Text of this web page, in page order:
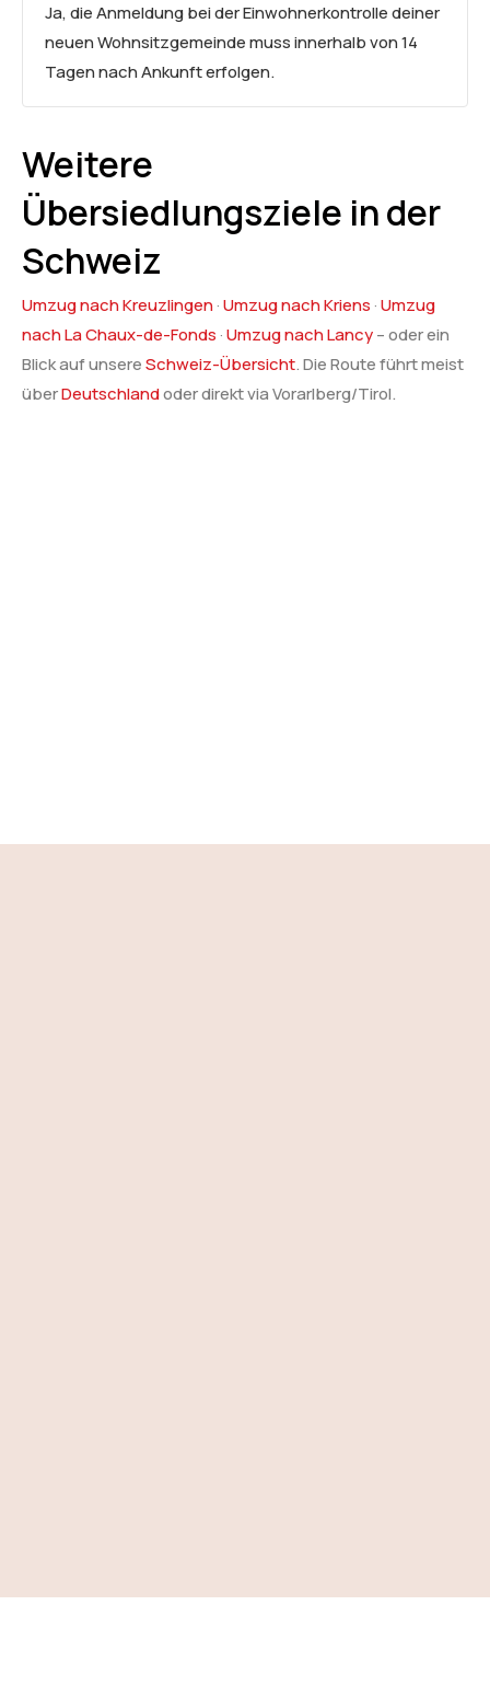
Ja, die Anmeldung bei der Einwohnerkontrolle deiner
neuen Wohnsitzgemeinde muss innerhalb von 14
Tagen nach Ankunft erfolgen.
Weitere
Übersiedlungsziele in der
Schweiz
Umzug nach Kreuzlingen·Umzug nach Kriens ·Umzug
nach La Chaux-de-Fonds ·Umzug nach Lancy– oder ein
Blick auf unsereSchweiz-Übersicht. Die Route führt meist
überDeutschlandoder direkt via Vorarlberg/Tirol.